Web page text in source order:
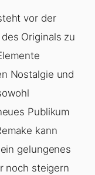
vor der
Originals zu
Nostalgie und
Publikum
kann
gelungenes
noch steigern